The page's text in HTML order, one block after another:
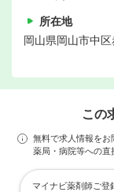
所在地
岡山県岡山市中
この
無料で求人情報をお
薬局・病院等への直
マイナビ薬剤師ご登